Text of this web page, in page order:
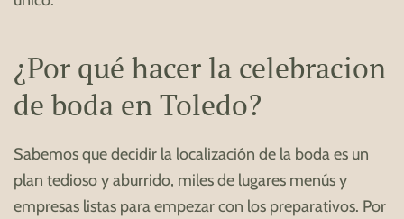
¿Por qué hacer la celebracion
de boda en Toledo?
Sabemos que decidir la localización de la boda es un
plan tedioso y aburrido, miles de lugares menús y
empresas listas para empezar con los preparativos. Por